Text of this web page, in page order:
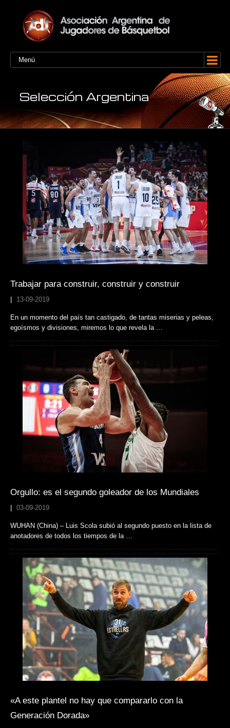
Menú
Selección Argentina
Trabajar para construir, construir y construir
13-09-2019
En un momento del país tan castigado, de tantas miserias y peleas,
egoísmos y divisiones, miremos lo que revela la …
Orgullo: es el segundo goleador de los Mundiales
03-09-2019
WUHAN (China) – Luis Scola subió al segundo puesto en la lista de
anotadores de todos los tiempos de la …
«A este plantel no hay que compararlo con la
Generación Dorada»